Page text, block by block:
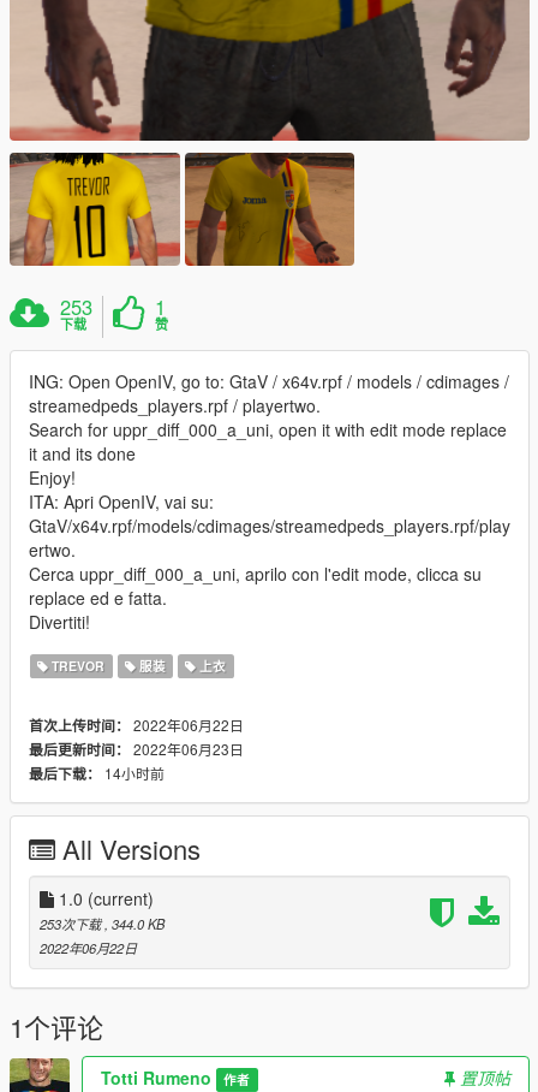
253
下载
1
赞
ING: Open OpenIV, go to: GtaV / x64v.rpf / models / cdimages /
streamedpeds_players.rpf / playertwo.
Search for uppr_diff_000_a_uni, open it with edit mode replace
it and its done
Enjoy!
ITA: Apri OpenIV, vai su:
GtaV/x64v.rpf/models/cdimages/streamedpeds_players.rpf/play
ertwo.
Cerca uppr_diff_000_a_uni, aprilo con l'edit mode, clicca su
replace ed e fatta.
Divertiti!
TREVOR 服装 上衣
首次上传时间： 2022年06月22日
最后更新时间： 2022年06月23日
最后下载：
14小时前
All Versions
1.0 (current)
253次下载 , 344.0 KB
2022年06月22日
1个评论
Totti Rumeno 作者
置顶帖